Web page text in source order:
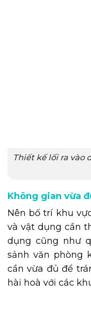
Thiết kế lối ra vào
Không gian vừa
Nên bố trí khu
và vật dụng cần
dụng cũng như
sảnh văn phòng
cần vừa đủ để
hài hoà với các